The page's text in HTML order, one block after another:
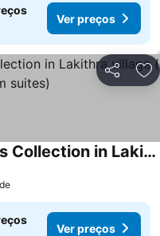
Ver preços
Partilhar
Archontariki Luxury Suites Collection in Lakithra village ( 4 one bedroom suites)
Ver preços